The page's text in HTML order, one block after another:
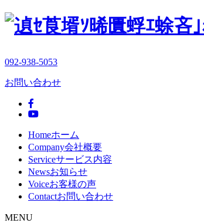
092-938-5053
お問い合わせ
Homeホーム
Company会社概要
Serviceサービス内容
Newsお知らせ
Voiceお客様の声
Contactお問い合わせ
MENU